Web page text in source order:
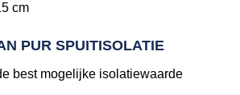
cm
PUR SPUITISOLATIE
best mogelijke isolatiewaarde